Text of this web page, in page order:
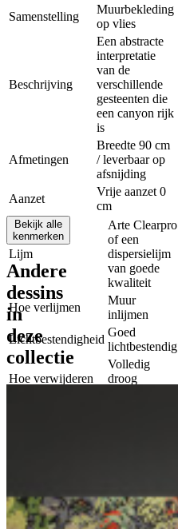
Samenstelling
Muurbekleding
op vlies
Beschrijving
Een abstracte
interpretatie
van de
verschillende
gesteenten die
een canyon rijk
is
Afmetingen
Breedte 90 cm
/ leverbaar op
afsnijding
Aanzet
Vrije aanzet 0
cm
Lijm
Arte Clearpro
of een
dispersielijm
van goede
kwaliteit
Hoe verlijmen
Muur
inlijmen
Lichtbestendigheid
Goed
lichtbestendig
Hoe verwijderen
Volledig
droog
sheet
IMO
Bekijk alle
kenmerken
Andere
dessins
in
deze
collectie